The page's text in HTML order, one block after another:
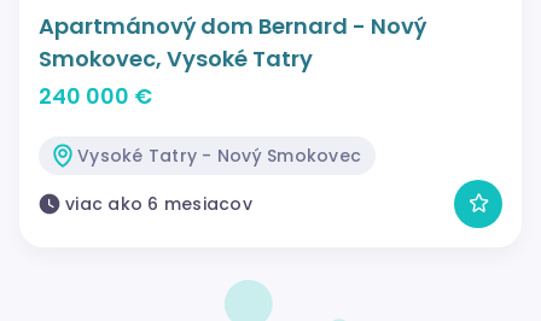
Apartmánový dom Bernard - Nový
Smokovec, Vysoké Tatry
240 000 €
Vysoké Tatry - Nový Smokovec
viac ako 6 mesiacov